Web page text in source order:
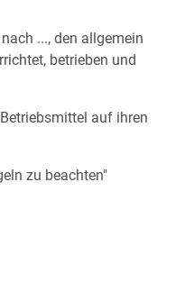
..., den allgemein
betrieben und
auf ihren
zu beachten"